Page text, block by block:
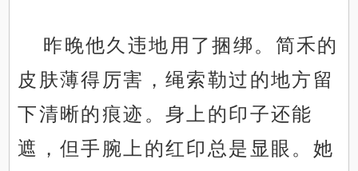
昨晚他久违地用了捆绑。简禾的
皮肤薄得厉害，绳索勒过的地方留
下清晰的痕迹。身上的印子还能
遮，但手腕上的红印总是显眼。她